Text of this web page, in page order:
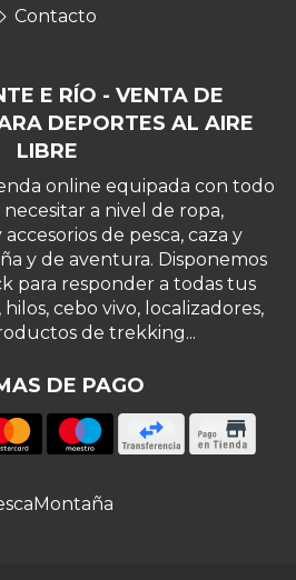
E RÍO - VENTA DE
DEPORTES AL AIRE
LIBRE
online equipada con todo
a nivel de ropa,
de pesca, caza y
y de aventura. Disponemos
para responder a todas tus
hilos, cebo vivo, localizadores,
de trekking...
DE PAGO
Contacto
Montaña